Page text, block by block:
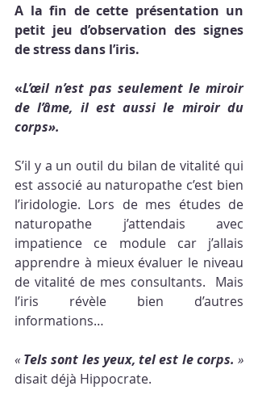
A la fin de cette présentation un
petit jeu d’observation des signes
de stress dans l’iris.
«L’œil n’est pas seulement le miroir
de l’âme, il est aussi le miroir du
corps».
S’il y a un outil du bilan de vitalité qui
est associé au naturopathe c’est bien
l’iridologie. Lors de mes études de
naturopathe j’attendais avec
impatience ce module car j’allais
apprendre à mieux évaluer le niveau
de vitalité de mes consultants.  Mais
l’iris révèle bien d’autres
informations…
« Tels sont les yeux, tel est le corps. »
disait déjà Hippocrate.